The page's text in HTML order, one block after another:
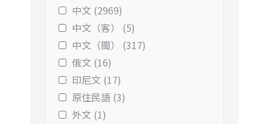
中文 (2969)
中文（客） (5)
中文（閩） (317)
俄文 (16)
印尼文 (17)
原住民語 (3)
外文 (1)